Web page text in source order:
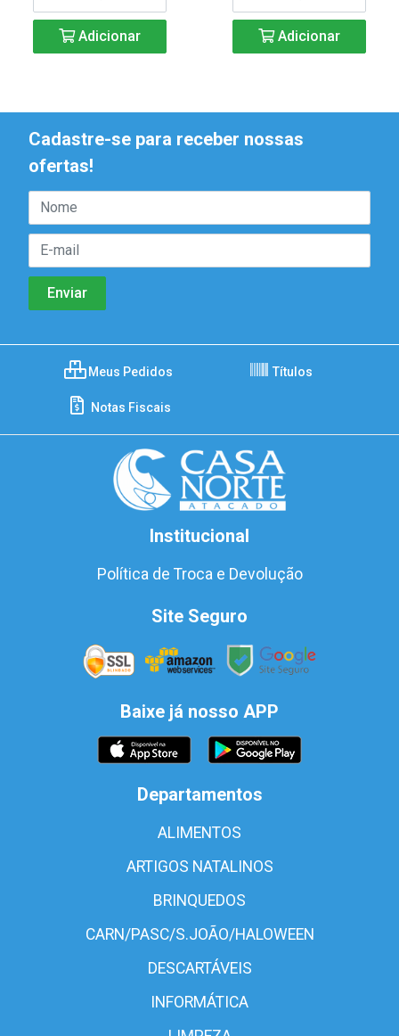
Adicionar Adicionar
Cadastre-se para receber nossas
ofertas!
Meus Pedidos Títulos
Notas Fiscais
Institucional
Política de Troca e Devolução
Site Seguro
Baixe já nosso APP
Departamentos
ALIMENTOS
ARTIGOS NATALINOS
BRINQUEDOS
CARN/PASC/S.JOÃO/HALOWEEN
DESCARTÁVEIS
INFORMÁTICA